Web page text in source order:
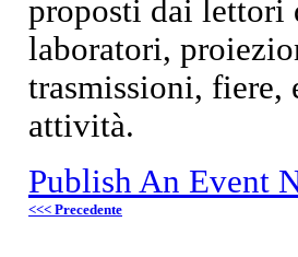
proposti dai lettori
laboratori,
trasmissioni, fiere,
attività.
Publish An Event
<<< Precedente